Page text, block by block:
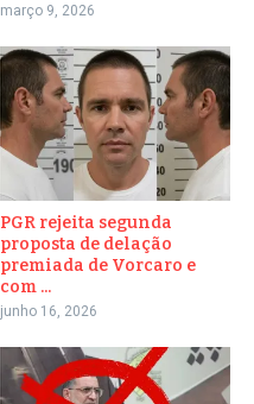
março 9, 2026
PGR rejeita segunda
proposta de delação
premiada de Vorcaro e
com ...
junho 16, 2026